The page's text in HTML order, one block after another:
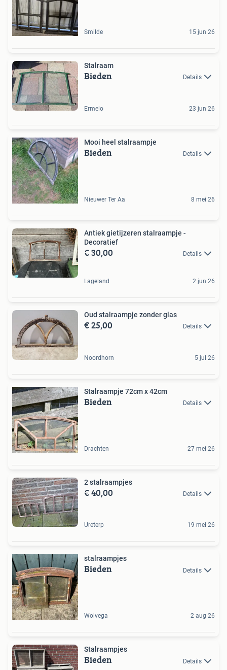
Smilde 15 jun 26
Stalraam
Bieden Details
Ermelo 23 jun 26
Mooi heel stalraampje
Bieden Details
Nieuwer Ter Aa 8 mei 26
Antiek gietijzeren stalraampje -
Decoratief
€ 30,00 Details
Lageland 2 jun 26
Oud stalraampje zonder glas
€ 25,00 Details
Noordhorn 5 jul 26
Stalraampje 72cm x 42cm
Bieden Details
Drachten 27 mei 26
2 stalraampjes
€ 40,00 Details
Ureterp 19 mei 26
stalraampjes
Bieden Details
Wolvega 2 aug 26
Stalraampjes
Bieden Details